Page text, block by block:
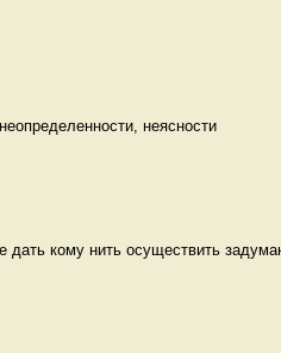
неясности
дать кому нить осуществить